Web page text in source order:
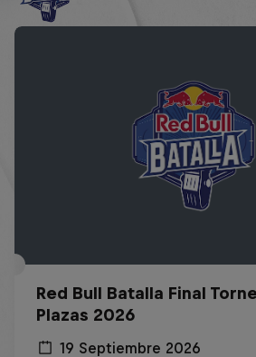
Red Bull Batalla Final
Plazas 2026
19 Septiembre 2026